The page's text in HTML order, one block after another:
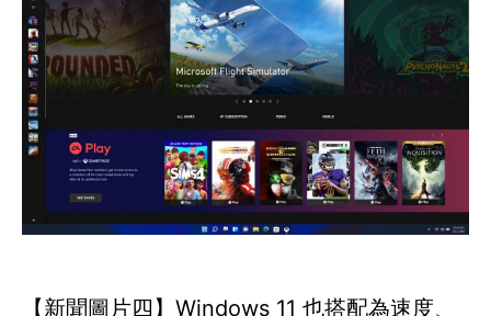
【新聞圖片四】Windows 11 也搭配為速度、